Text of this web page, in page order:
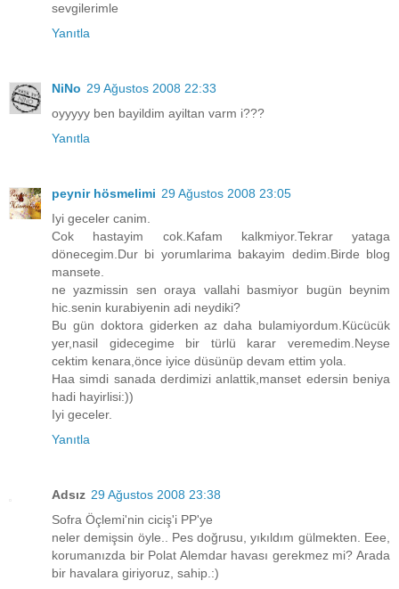
sevgilerimle
Yanıtla
NiNo 29 Ağustos 2008 22:33
oyyyyy ben bayildim ayiltan varm i???
Yanıtla
peynir hösmelimi 29 Ağustos 2008 23:05
Iyi geceler canim.
Cok hastayim cok.Kafam kalkmiyor.Tekrar yataga
dönecegim.Dur bi yorumlarima bakayim dedim.Birde blog
mansete.
ne yazmissin sen oraya vallahi basmiyor bugün beynim
hic.senin kurabiyenin adi neydiki?
Bu gün doktora giderken az daha bulamiyordum.Kücücük
yer,nasil gidecegime bir türlü karar veremedim.Neyse
cektim kenara,önce iyice düsünüp devam ettim yola.
Haa simdi sanada derdimizi anlattik,manset edersin beniya
hadi hayirlisi:))
Iyi geceler.
Yanıtla
Adsız 29 Ağustos 2008 23:38
Sofra Öçlemi'nin ciciş'i PP'ye
neler demişsin öyle.. Pes doğrusu, yıkıldım gülmekten. Eee,
korumanızda bir Polat Alemdar havası gerekmez mi? Arada
bir havalara giriyoruz, sahip.:)